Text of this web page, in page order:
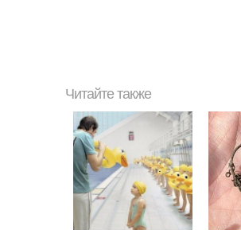
Читайте также